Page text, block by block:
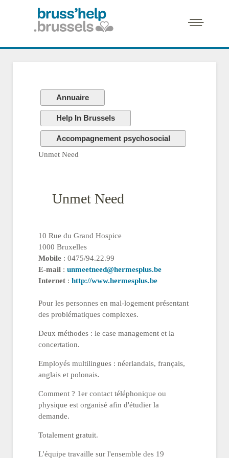
Annuaire
Help In Brussels
Accompagnement psychosocial
Unmet Need
Unmet Need
10 Rue du Grand Hospice
1000 Bruxelles
Mobile : 0475/94.22.99
E-mail : unmeetneed@hermesplus.be
Internet : http://www.hermesplus.be
Pour les personnes en mal-logement présentant
des problématiques complexes.
Deux méthodes : le case management et la
concertation.
Employés multilingues : néerlandais, français,
anglais et polonais.
Comment ? 1er contact téléphonique ou
physique est organisé afin d'étudier la
demande.
Totalement gratuit.
L'équipe travaille sur l'ensemble des 19